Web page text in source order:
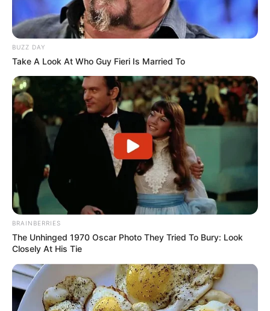
En complément de notre pronostic Quinté+ vous
retrouverez un peu plus bas sur cette même page la
sélection d’une vingtaine de pronos de la presse
spécialisée ex: (Bilto, Equidia, Geny Courses, Le Matin de
Lausanne, Le Parisien, RTL, Tiercé Magazine, Zeturf et bien
d’autres).
Egalement à votre disposition et dans le but de vous
faciliter l’analyse de ce quinté, vous pourrez découvrirles
dernières statistiques des pronostiqueurs sur les courses
BUZZ DAY
Take A Look At Who Guy Fieri Is Married To
BRAINBERRIES
The Unhinged 1970 Oscar Photo They Tried To Bury: Look
Closely At His Tie